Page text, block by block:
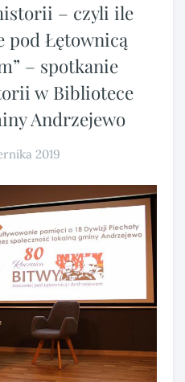
– czyli ile
pod Łętownicą
– spotkanie
w Bibliotece
Andrzejewo
2019